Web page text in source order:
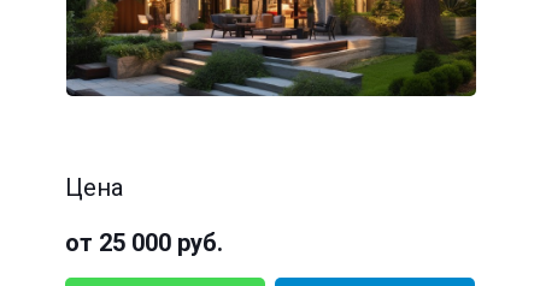
Цена
от 25 000 руб.